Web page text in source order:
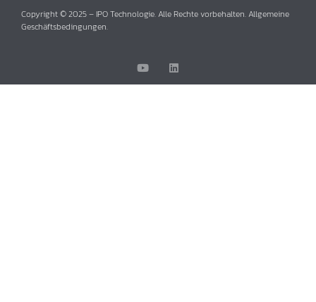
Copyright © 2025 – IPO Technologie. Alle Rechte vorbehalten. Allgemeine
Geschäftsbedingungen.